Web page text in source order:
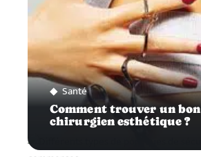
Santé
Comment trouver un bon
chirurgien esthétique ?